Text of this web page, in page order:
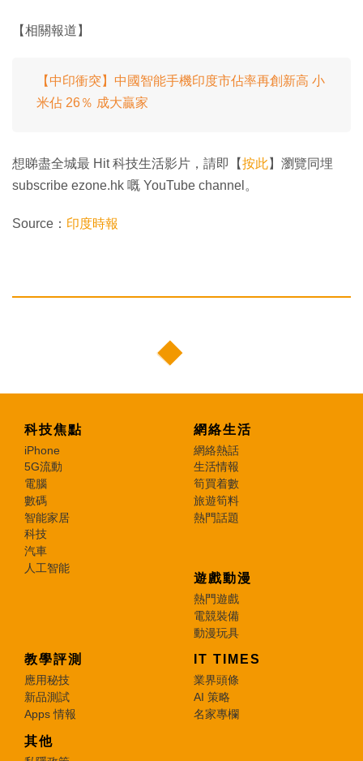
【相關報道】
【中印衝突】中國智能手機印度市佔率再創新高 小
米佔 26％ 成大贏家
想睇盡全城最 Hit 科技生活影片，請即【按此】瀏覽同埋
subscribe ezone.hk 嘅 YouTube channel。
Source： 印度時報
科技焦點
iPhone
5G流動
電腦
數碼
智能家居
科技
汽車
人工智能
網絡生活
網絡熱話
生活情報
筍買着數
旅遊筍料
熱門話題
遊戲動漫
熱門遊戲
電競裝備
動漫玩具
教學評測
應用秘技
新品測試
Apps 情報
IT TIMES
業界頭條
AI 策略
名家專欄
其他